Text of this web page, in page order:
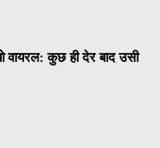
वायरल: कुछ ही देर बाद उसी